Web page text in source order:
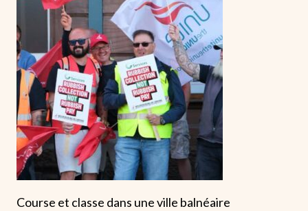
Course et classe dans une ville balnéaire